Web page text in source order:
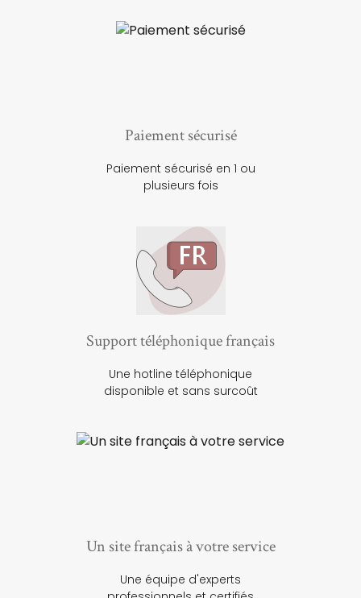
Paiement sécurisé
Paiement sécurisé en 1 ou
plusieurs fois
Support téléphonique français
Une hotline téléphonique
disponible et sans surcoût
Un site français à votre service
Une équipe d'experts